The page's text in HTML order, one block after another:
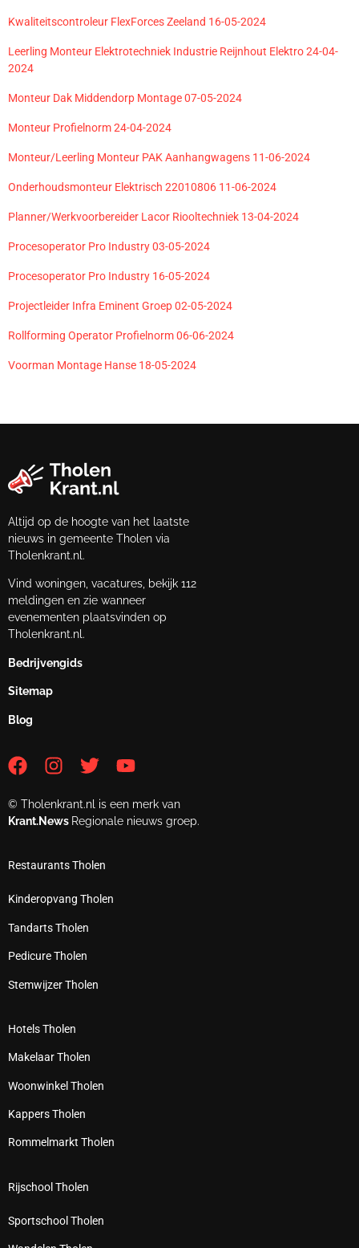
Kwaliteitscontroleur FlexForces Zeeland 16-05-2024
Leerling Monteur Elektrotechniek Industrie Reijnhout Elektro 24-04-
2024
Monteur Dak Middendorp Montage 07-05-2024
Monteur Profielnorm 24-04-2024
Monteur/Leerling Monteur PAK Aanhangwagens 11-06-2024
Onderhoudsmonteur Elektrisch 22010806 11-06-2024
Planner/Werkvoorbereider Lacor Riooltechniek 13-04-2024
Procesoperator Pro Industry 03-05-2024
Procesoperator Pro Industry 16-05-2024
Projectleider Infra Eminent Groep 02-05-2024
Rollforming Operator Profielnorm 06-06-2024
Voorman Montage Hanse 18-05-2024
Altijd op de hoogte van het laatste
nieuws in gemeente Tholen via
Tholenkrant.nl.
Vind woningen, vacatures, bekijk 112
meldingen en zie wanneer
evenementen plaatsvinden op
Tholenkrant.nl.
Bedrijvengids
Sitemap
Blog
© Tholenkrant.nl is een merk van
Krant.News Regionale nieuws groep.
Restaurants Tholen
Kinderopvang Tholen
Tandarts Tholen
Pedicure Tholen
Stemwijzer Tholen
Hotels Tholen
Makelaar Tholen
Woonwinkel Tholen
Kappers Tholen
Rommelmarkt Tholen
Rijschool Tholen
Sportschool Tholen